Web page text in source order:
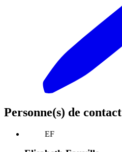
Personne(s) de contact
EF